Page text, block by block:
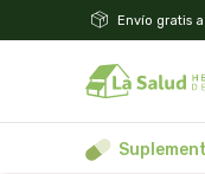
Envío gratis